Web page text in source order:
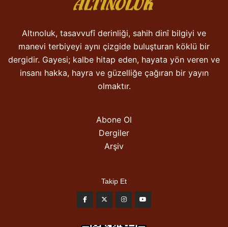
Altınoluk, tasavvufî derinliği, sahih dinî bilgiyi ve
manevi terbiyeyi aynı çizgide buluşturan köklü bir
dergidir. Gayesi; kalbe hitap eden, hayata yön veren ve
insanı hakka, hayra ve güzelliğe çağıran bir yayın
olmaktır.
Abone Ol
Dergiler
Arşiv
Takip Et